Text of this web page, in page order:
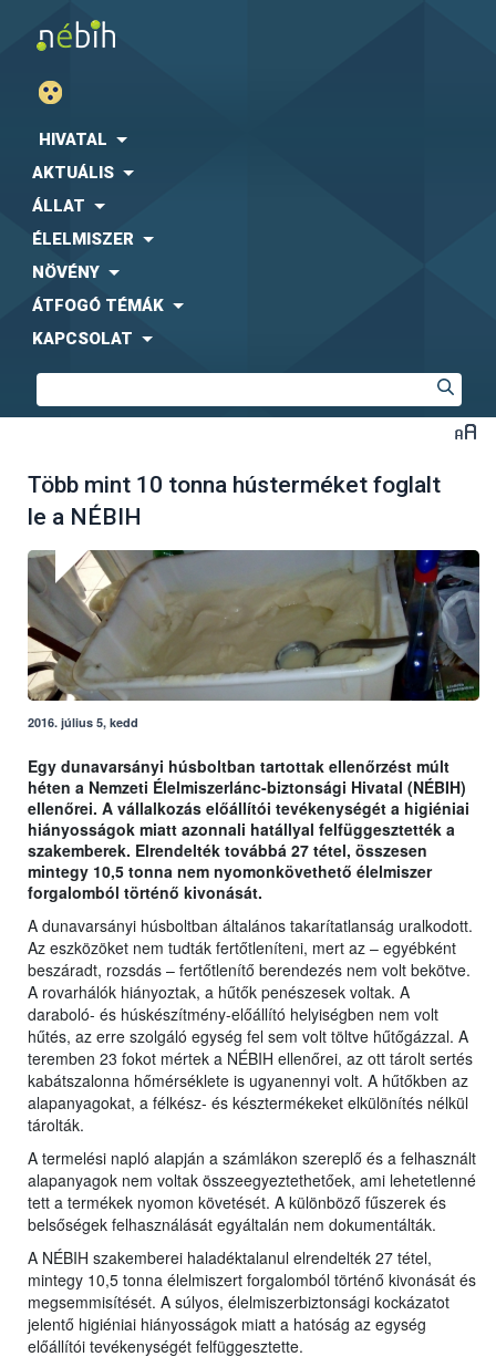
HIVATAL
AKTUÁLIS
ÁLLAT
ÉLELMISZER
NÖVÉNY
ÁTFOGÓ TÉMÁK
KAPCSOLAT
Több mint 10 tonna hústerméket foglalt
le a NÉBIH
2016. július 5, kedd
Egy dunavarsányi húsboltban tartottak ellenőrzést múlt
héten a Nemzeti Élelmiszerlánc-biztonsági Hivatal (NÉBIH)
ellenőrei. A vállalkozás előállítói tevékenységét a higiéniai
hiányosságok miatt azonnali hatállyal felfüggesztették a
szakemberek. Elrendelték továbbá 27 tétel, összesen
mintegy 10,5 tonna nem nyomonkövethető élelmiszer
forgalomból történő kivonását.
A dunavarsányi húsboltban általános takarítatlanság uralkodott.
Az eszközöket nem tudták fertőtleníteni, mert az – egyébként
beszáradt, rozsdás – fertőtlenítő berendezés nem volt bekötve.
A rovarhálók hiányoztak, a hűtők penészesek voltak. A
daraboló- és húskészítmény-előállító helyiségben nem volt
hűtés, az erre szolgáló egység fel sem volt töltve hűtőgázzal. A
teremben 23 fokot mértek a NÉBIH ellenőrei, az ott tárolt sertés
kabátszalonna hőmérséklete is ugyanennyi volt. A hűtőkben az
alapanyagokat, a félkész- és késztermékeket elkülönítés nélkül
tárolták.
A termelési napló alapján a számlákon szereplő és a felhasznált
alapanyagok nem voltak összeegyeztethetőek, ami lehetetlenné
tett a termékek nyomon követését. A különböző fűszerek és
belsőségek felhasználását egyáltalán nem dokumentálták.
A NÉBIH szakemberei haladéktalanul elrendelték 27 tétel,
mintegy 10,5 tonna élelmiszert forgalomból történő kivonását és
megsemmisítését. A súlyos, élelmiszerbiztonsági kockázatot
jelentő higiéniai hiányosságok miatt a hatóság az egység
előállítói tevékenységét felfüggesztette.